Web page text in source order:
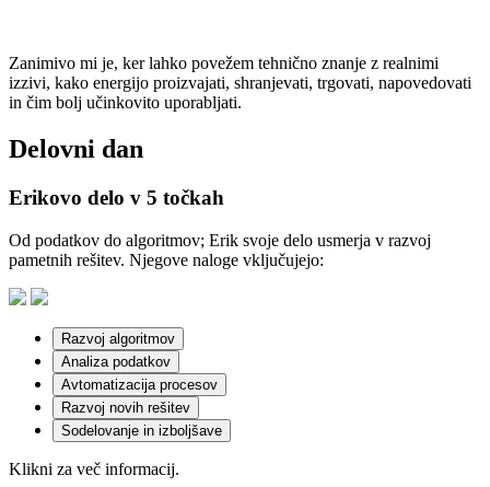
Zanimivo mi je, ker lahko povežem tehnično znanje z realnimi
izzivi, kako energijo proizvajati, shranjevati, trgovati, napovedovati
in čim bolj učinkovito uporabljati.
Delovni dan
Erikovo delo v 5 točkah
Od podatkov do algoritmov; Erik svoje delo usmerja v razvoj
pametnih rešitev. Njegove naloge vključujejo:
Razvoj algoritmov
Analiza podatkov
Avtomatizacija procesov
Razvoj novih rešitev
Sodelovanje in izboljšave
Klikni za več informacij.